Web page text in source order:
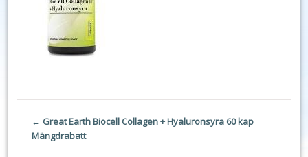
← Great Earth Biocell Collagen + Hyaluronsyra 60 kap
Mängdrabatt